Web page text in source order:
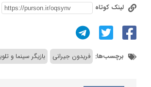
لینک کوتاه
برچسب‌ها: فریدون جیرانی بازیگر سینما و